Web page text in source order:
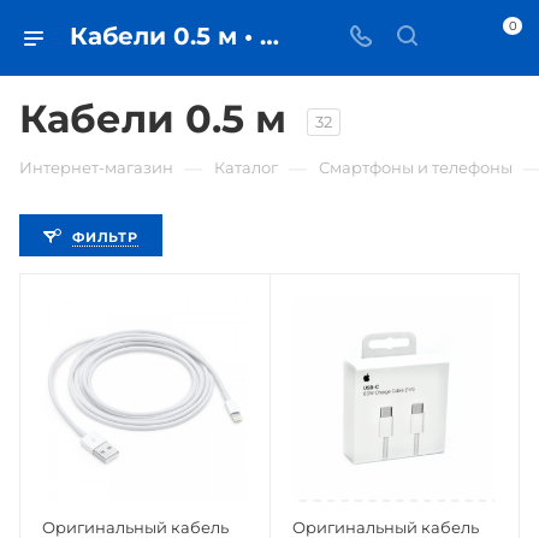
Кабели 0.5 м • купить кабель в Самаре - iЧехол 0
Кабели 0.5 м 32
Интернет-магазин Каталог Смартфоны и телефоны
ФИЛЬТР
Оригинальный кабель
Оригинальный кабель